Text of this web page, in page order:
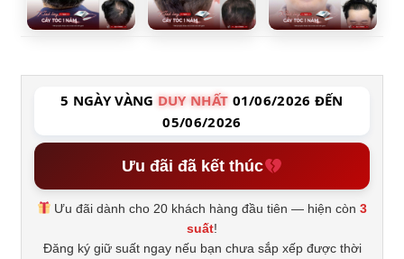
5 NGÀY VÀNG DUY NHẤT 01/06/2026 ĐẾN
05/06/2026
Ưu đãi đã kết thúc
Ưu đãi dành cho 20 khách hàng đầu tiên — hiện còn3
suất!
Đăng ký giữ suất ngay nếu bạn chưa sắp xếp được thời